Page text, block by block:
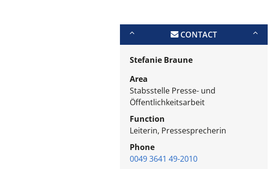
CONTACT
Stefanie Braune
Area
Stabsstelle Presse- und
Öffentlichkeitsarbeit
Function
Leiterin, Pressesprecherin
Phone
0049 3641 49-2010